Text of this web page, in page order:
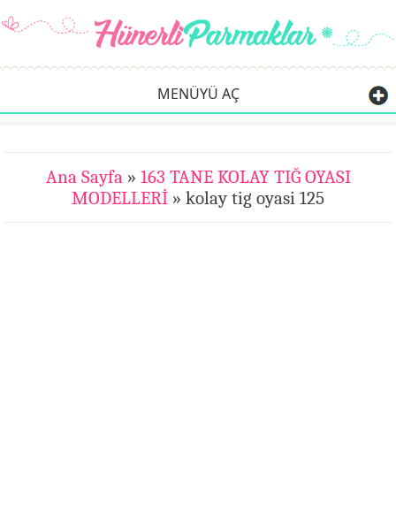
MENÜYÜ AÇ
Ana Sayfa» 163 TANE KOLAY TIĞ OYASI
MODELLERİ » kolay tig oyasi 125